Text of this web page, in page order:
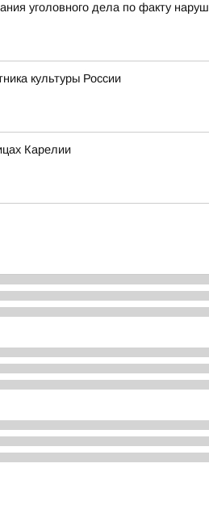
уголовного дела по факту
культуры России
Карелии